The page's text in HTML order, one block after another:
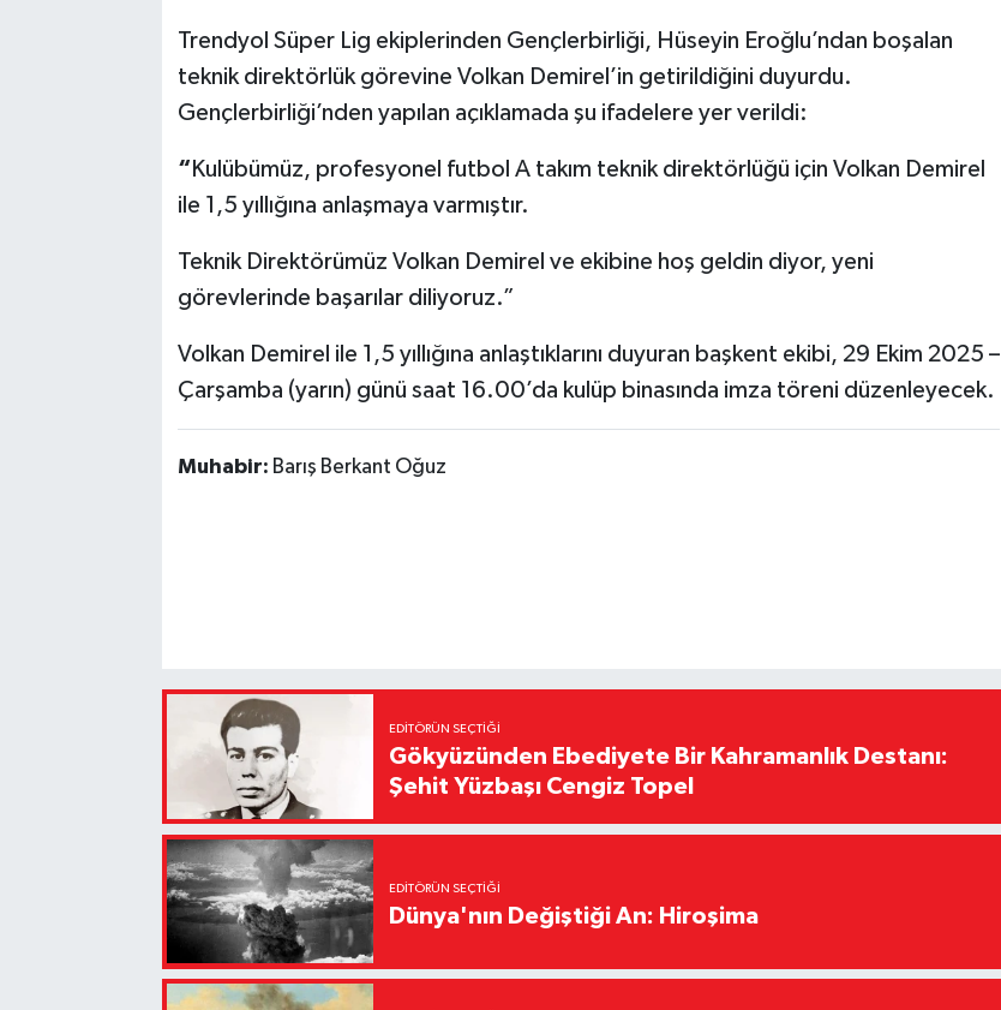
Trendyol Süper Lig ekiplerinden Gençlerbirliği, Hüseyin Eroğlu’ndan boşalan
teknik direktörlük görevine Volkan Demirel’in getirildiğini duyurdu.
Gençlerbirliği’nden yapılan açıklamada şu ifadelere yer verildi:
“ Kulübümüz, profesyonel futbol A takım teknik direktörlüğü için Volkan Demirel
ile 1,5 yıllığına anlaşmaya varmıştır.
Teknik Direktörümüz Volkan Demirel ve ekibine hoş geldin diyor, yeni
görevlerinde başarılar diliyoruz.”
Volkan Demirel ile 1,5 yıllığına anlaştıklarını duyuran başkent ekibi, 29 Ekim 2025 –
Çarşamba (yarın) günü saat 16.00’da kulüp binasında imza töreni düzenleyecek.
Muhabir: Barış Berkant Oğuz
EDITÖRÜN SEÇTIĞI
Gökyüzünden Ebediyete Bir Kahramanlık Destanı:
Şehit Yüzbaşı Cengiz Topel
EDITÖRÜN SEÇTIĞI
Dünya'nın Değiştiği An: Hiroşima